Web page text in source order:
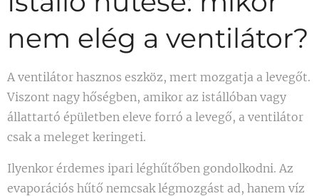
nem elég a ventilátor?
A ventilátor hasznos eszköz, mert mozgatja a levegőt.
Viszont nagy hőségben, amikor az istállóban vagy
állattartó épületben eleve forró a levegő, a ventilátor
csak a meleget keringeti.
Ilyenkor érdemes ipari léghűtőben gondolkodni. Az
evaporációs hűtő nemcsak légmozgást ad, hanem víz